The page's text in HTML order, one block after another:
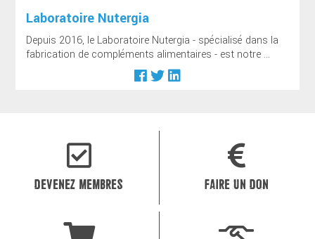
Laboratoire Nutergia
Depuis 2016, le Laboratoire Nutergia - spécialisé dans la
fabrication de compléments alimentaires - est notre ...
DEVENEZ MEMBRES FAIRE UN DON